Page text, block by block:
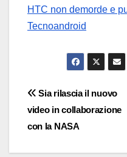
HTC non demorde e
Tecnoandroid
articoli
Sia rilascia il nuovo
video in collaborazione
con la NASA